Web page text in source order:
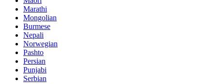
Marathi
Mongolian
Burmese
Nepali
Norwegian
Pashto
Persian
Punjabi
Serbian